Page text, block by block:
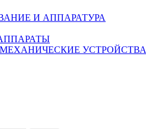
И АППАРАТУРА
УСТРОЙСТВА